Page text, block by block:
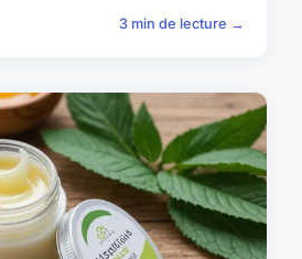
3 min de lecture →